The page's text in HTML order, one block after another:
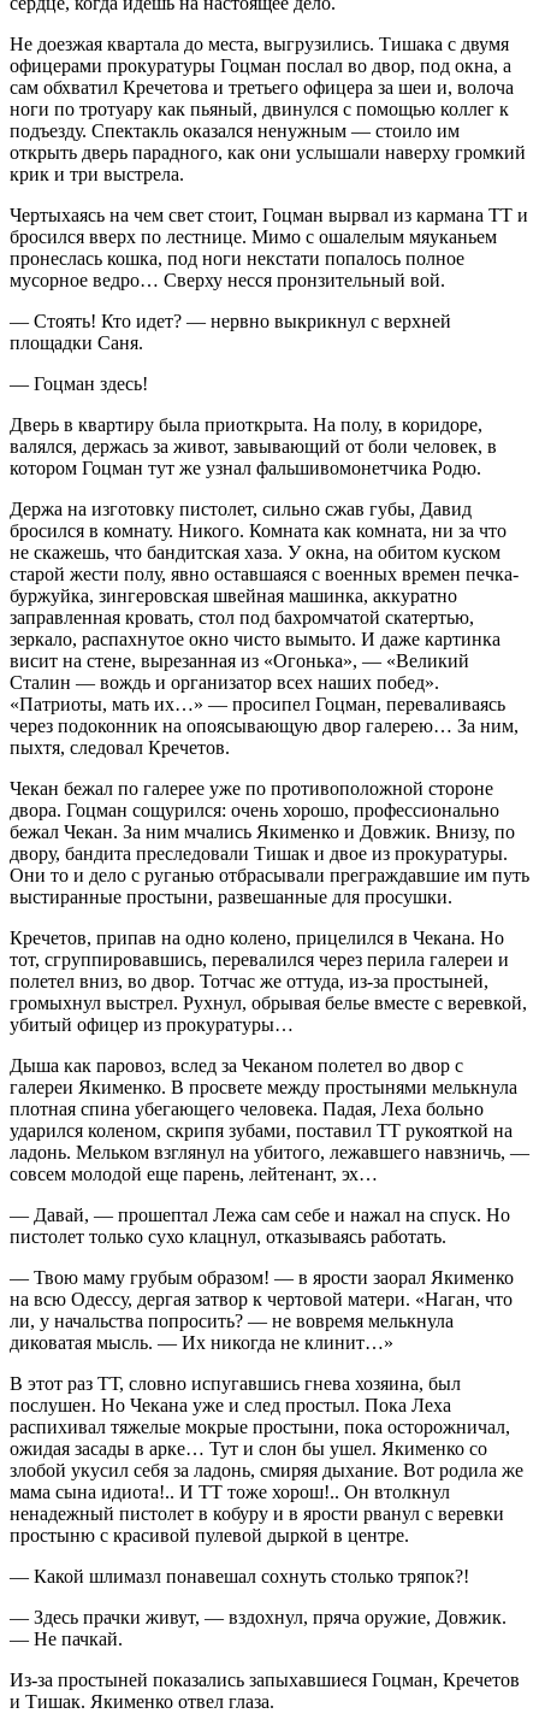
Не доезжая квартала до места, выгрузились. Тишака с двумя
офицерами прокуратуры Гоцман послал во двор, под окна, а
сам обхватил Кречетова и третьего офицера за шеи и, волоча
ноги по тротуару как пьяный, двинулся с помощью коллег к
подъезду. Спектакль оказался ненужным — стоило им
открыть дверь парадного, как они услышали наверху громкий
крик и три выстрела.
Чертыхаясь на чем свет стоит, Гоцман вырвал из кармана ТТ и
бросился вверх по лестнице. Мимо с ошалелым мяуканьем
пронеслась кошка, под ноги некстати попалось полное
мусорное ведро… Сверху несся пронзительный вой.
— Стоять! Кто идет? — нервно выкрикнул с верхней
площадки Саня.
— Гоцман здесь!
Дверь в квартиру была приоткрыта. На полу, в коридоре,
валялся, держась за живот, завывающий от боли человек, в
котором Гоцман тут же узнал фальшивомонетчика Родю.
Держа на изготовку пистолет, сильно сжав губы, Давид
бросился в комнату. Никого. Комната как комната, ни за что
не скажешь, что бандитская хаза. У окна, на обитом куском
старой жести полу, явно оставшаяся с военных времен печка-
буржуйка, зингеровская швейная машинка, аккуратно
заправленная кровать, стол под бахромчатой скатертью,
зеркало, распахнутое окно чисто вымыто. И даже картинка
висит на стене, вырезанная из «Огонька», — «Великий
Сталин — вождь и организатор всех наших побед».
«Патриоты, мать их…» — просипел Гоцман, переваливаясь
через подоконник на опоясывающую двор галерею… За ним,
пыхтя, следовал Кречетов.
Чекан бежал по галерее уже по противоположной стороне
двора. Гоцман сощурился: очень хорошо, профессионально
бежал Чекан. За ним мчались Якименко и Довжик. Внизу, по
двору, бандита преследовали Тишак и двое из прокуратуры.
Они то и дело с руганью отбрасывали преграждавшие им путь
выстиранные простыни, развешанные для просушки.
Кречетов, припав на одно колено, прицелился в Чекана. Но
тот, сгруппировавшись, перевалился через перила галереи и
полетел вниз, во двор. Тотчас же оттуда, из-за простыней,
громыхнул выстрел. Рухнул, обрывая белье вместе с веревкой,
убитый офицер из прокуратуры…
Дыша как паровоз, вслед за Чеканом полетел во двор с
галереи Якименко. В просвете между простынями мелькнула
плотная спина убегающего человека. Падая, Леха больно
ударился коленом, скрипя зубами, поставил ТТ рукояткой на
ладонь. Мельком взглянул на убитого, лежавшего навзничь, —
совсем молодой еще парень, лейтенант, эх…
— Давай, — прошептал Лежа сам себе и нажал на спуск. Но
пистолет только сухо клацнул, отказываясь работать.
— Твою маму грубым образом! — в ярости заорал Якименко
на всю Одессу, дергая затвор к чертовой матери. «Наган, что
ли, у начальства попросить? — не вовремя мелькнула
диковатая мысль. — Их никогда не клинит…»
В этот раз ТТ, словно испугавшись гнева хозяина, был
послушен. Но Чекана уже и след простыл. Пока Леха
распихивал тяжелые мокрые простыни, пока осторожничал,
ожидая засады в арке… Тут и слон бы ушел. Якименко со
злобой укусил себя за ладонь, смиряя дыхание. Вот родила же
мама сына идиота!.. И ТТ тоже хорош!.. Он втолкнул
ненадежный пистолет в кобуру и в ярости рванул с веревки
простыню с красивой пулевой дыркой в центре.
— Какой шлимазл понавешал сохнуть столько тряпок?!
— Здесь прачки живут, — вздохнул, пряча оружие, Довжик.
— Не пачкай.
Из-за простыней показались запыхавшиеся Гоцман, Кречетов
и Тишак. Якименко отвел глаза.